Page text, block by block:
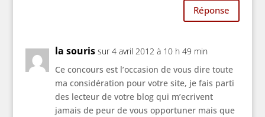
Réponse
la souris sur 4 avril 2012 à 10 h 49 min
Ce concours est l’occasion de vous dire toute
ma considération pour votre site, je fais parti
des lecteur de votre blog qui m’ecrivent
jamais de peur de vous opportuner mais que